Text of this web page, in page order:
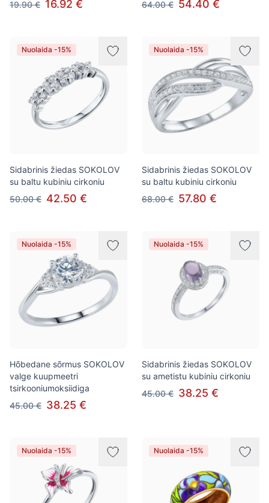
19.90 € 16.92 €
64.00 € 54.40 €
Nuolaida -15%
Sidabrinis žiedas SOKOLOV
su baltu kubiniu cirkoniu
50.00 € 42.50 €
Nuolaida -15%
Sidabrinis žiedas SOKOLOV
su baltu kubiniu cirkoniu
68.00 € 57.80 €
Nuolaida -15%
Hõbedane sõrmus SOKOLOV
valge kuupmeetri
tsirkooniumoksiidiga
45.00 € 38.25 €
Nuolaida -15%
Sidabrinis žiedas SOKOLOV
su ametistu kubiniu cirkoniu
45.00 € 38.25 €
Nuolaida -15% Nuolaida -15%